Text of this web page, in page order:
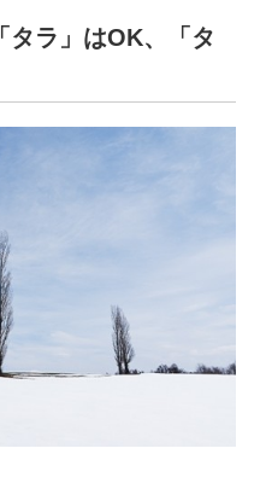
ラ」はOK、「タ